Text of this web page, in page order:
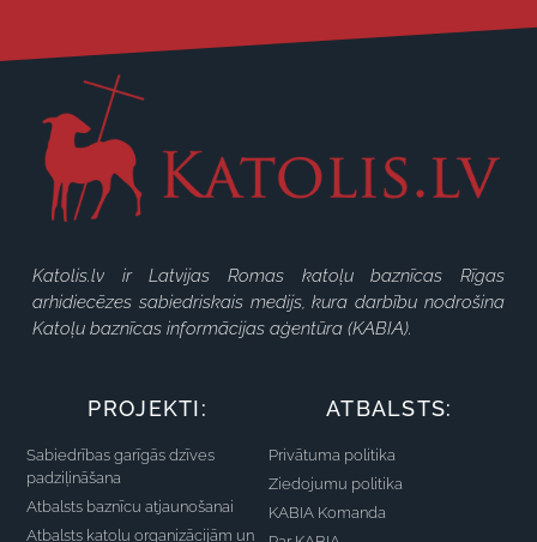
Katolis.lv ir Latvijas Romas katoļu baznīcas Rīgas
arhidiecēzes sabiedriskais medijs, kura darbību nodrošina
Katoļu baznīcas informācijas aģentūra (KABIA).
PROJEKTI:
Sabiedrības garīgās dzīves
padziļināšana
Atbalsts baznīcu atjaunošanai
Atbalsts katoļu organizācijām un
ATBALSTS:
Privātuma politika
Ziedojumu politika
KABIA Komanda